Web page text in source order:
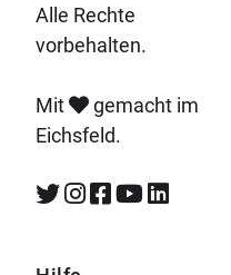
Alle Rechte
vorbehalten.
Mit
gemacht im
Eichsfeld.